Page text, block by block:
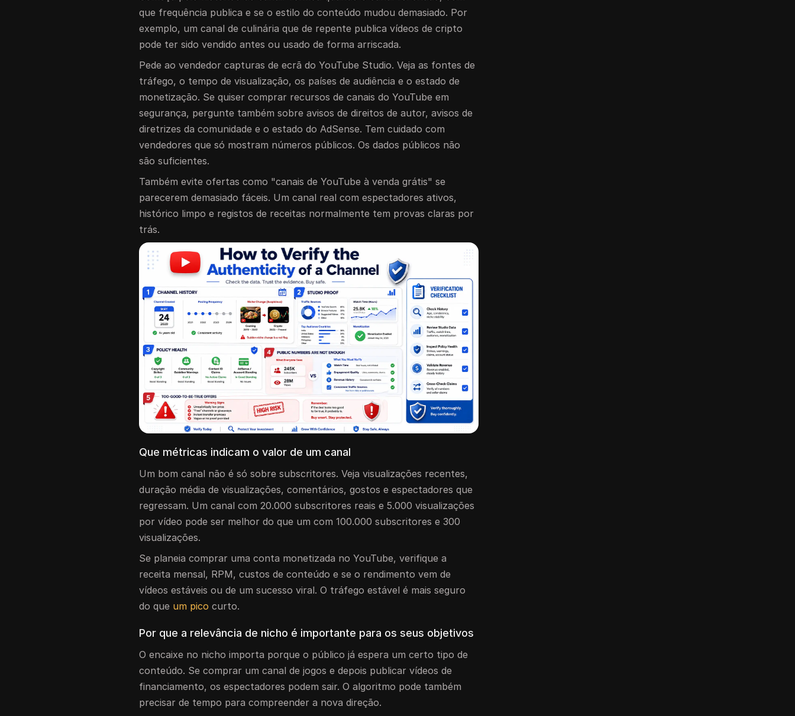
que frequência publica e se o estilo do conteúdo mudou demasiado. Por
exemplo, um canal de culinária que de repente publica vídeos de cripto
pode ter sido vendido antes ou usado de forma arriscada.
Pede ao vendedor capturas de ecrã do YouTube Studio. Veja as fontes de
tráfego, o tempo de visualização, os países de audiência e o estado de
monetização. Se quiser comprar recursos de canais do YouTube em
segurança, pergunte também sobre avisos de direitos de autor, avisos de
diretrizes da comunidade e o estado do AdSense. Tem cuidado com
vendedores que só mostram números públicos. Os dados públicos não
são suficientes.
Também evite ofertas como "canais de YouTube à venda grátis" se
parecerem demasiado fáceis. Um canal real com espectadores ativos,
histórico limpo e registos de receitas normalmente tem provas claras por
trás.
Que métricas indicam o valor de um canal
Um bom canal não é só sobre subscritores. Veja visualizações recentes,
duração média de visualizações, comentários, gostos e espectadores que
regressam. Um canal com 20.000 subscritores reais e 5.000 visualizações
por vídeo pode ser melhor do que um com 100.000 subscritores e 300
visualizações.
Se planeia comprar uma conta monetizada no YouTube, verifique a
receita mensal, RPM, custos de conteúdo e se o rendimento vem de
vídeos estáveis ou de um sucesso viral. O tráfego estável é mais seguro
do que um pico curto.
Por que a relevância de nicho é importante para os seus objetivos
O encaixe no nicho importa porque o público já espera um certo tipo de
conteúdo. Se comprar um canal de jogos e depois publicar vídeos de
financiamento, os espectadores podem sair. O algoritmo pode também
precisar de tempo para compreender a nova direção.